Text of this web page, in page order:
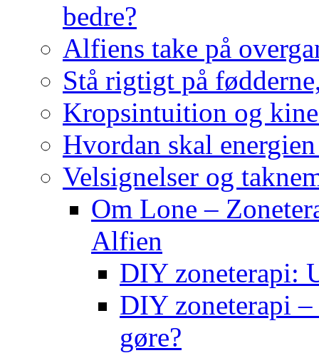
bedre?
Alfiens take på
Stå rigtigt på
Kropsintuition og
Hvordan skal
Velsignelser og
Om Lone –
Alfien
DIY zoneterapi:
DIY zoneterapi
gøre?